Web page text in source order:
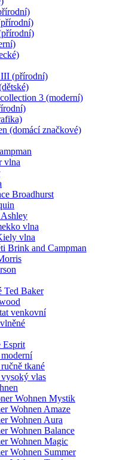
(přírodní)
3 (moderní)
(domácí značkové)
vlna
Broadhurst
vlna
vlna
Brink and Campman
Ted Baker
venkovní
Esprit
tkané
vlas
Wohnen Mystik
Wohnen Amaze
Wohnen Aura
Wohnen Balance
Wohnen Magic
Wohnen Summer